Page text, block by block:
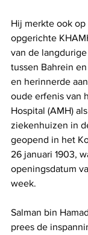
Hij merkte ook
opgerichte
van de
tussen Bahrein
en herinnerde
oude erfenis van
Hospital (AMH)
ziekenhuizen in
geopend in het
26 januari 1903,
openingsdatum
week.
Salman bin
prees de